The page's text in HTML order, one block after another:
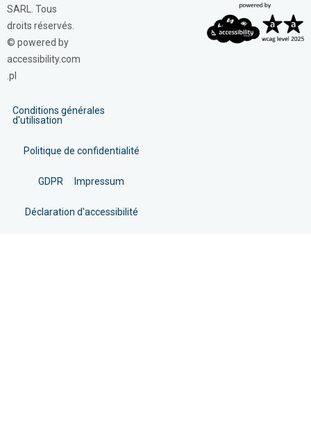
SARL. Tous
droits réservés.
© powered by
accessibility.com
.pl
Conditions générales
d'utilisation
Politique de confidentialité
GDPR Impressum
Déclaration d'accessibilité